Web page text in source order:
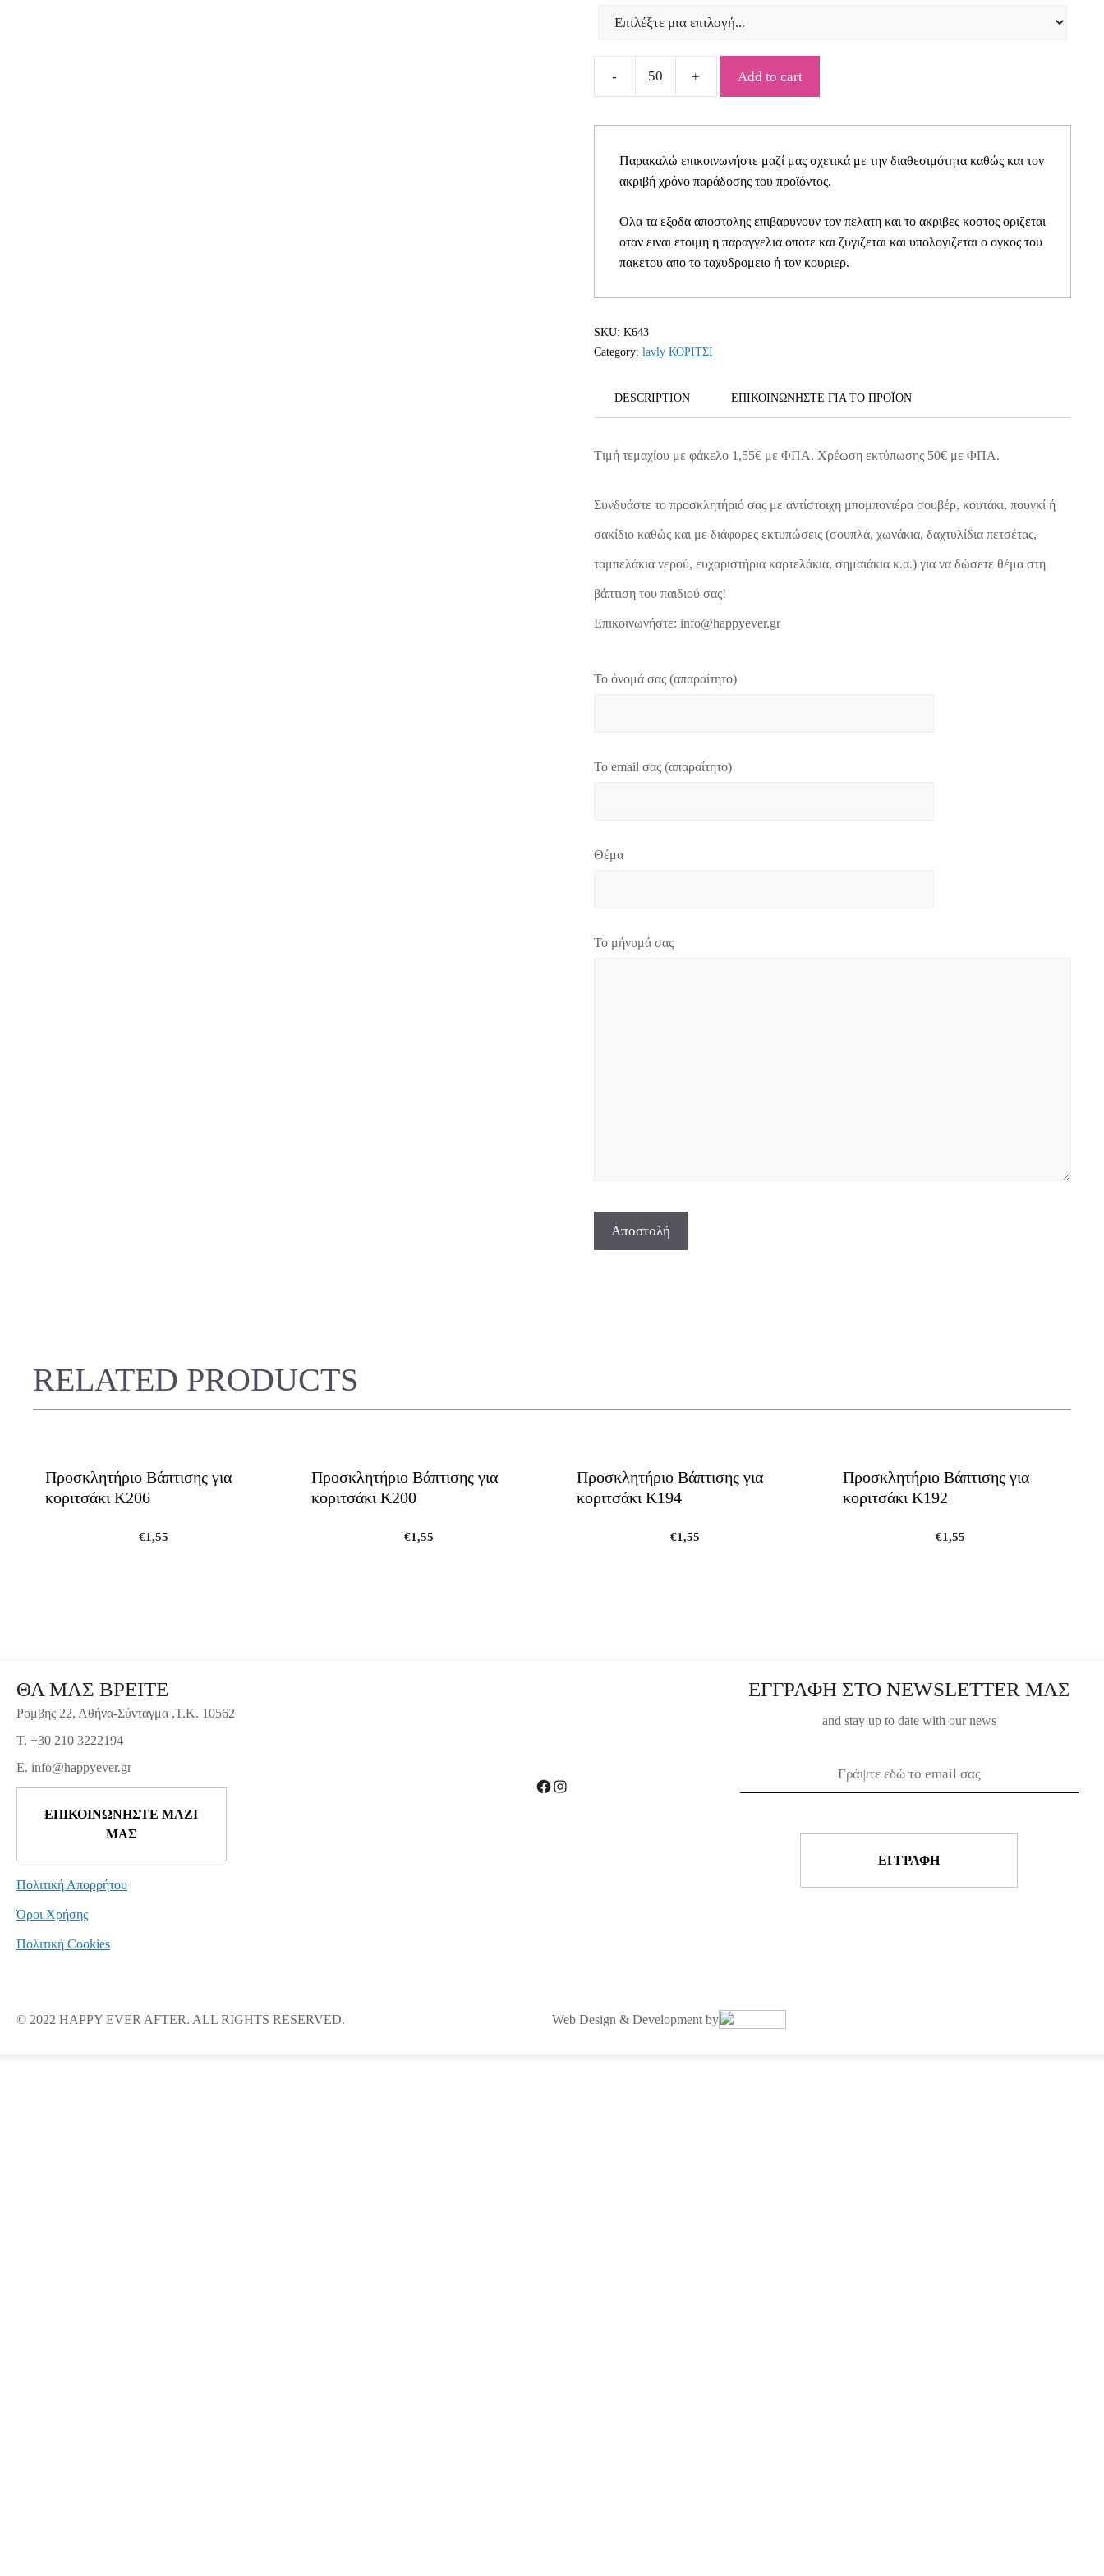
Προσκλητήριο
για
Κ643
quantity
Add to cart
Παρακαλώ επικοινωνήστε μαζί μας σχετικά με την διαθεσιμότητα καθώς και τον
ακριβή χρόνο παράδοσης του προϊόντος.
Ολα τα εξοδα αποστολης επιβαρυνουν τον πελατη και το ακριβες κοστος οριζεται
οταν ειναι ετοιμη η παραγγελια οποτε και ζυγιζεται και υπολογιζεται ο ογκος του
πακετου απο το ταχυδρομειο ή τον κουριερ.
SKU: Κ643
Category: lavly ΚΟΡΙΤΣΙ
DESCRIPTION ΕΠΙΚΟΙΝΩΝΗΣΤΕ ΓΙΑ ΤΟ ΠΡΟΪOΝ
Tιμή τεμαχίου με φάκελο 1,55€ με ΦΠΑ. Χρέωση εκτύπωσης 50€με ΦΠΑ.
Συνδυάστε το προσκλητήριό σας με αντίστοιχη μπομπονιέρα σουβέρ, κουτάκι, πουγκί ή
σακίδιο καθώς και με διάφορες εκτυπώσεις (σουπλά, χωνάκια, δαχτυλίδια πετσέτας,
ταμπελάκια νερού, ευχαριστήρια καρτελάκια, σημαιάκια κ.α.) για να δώσετε θέμα στη
βάπτιση του παιδιού σας!
Επικοινωνήστε: info@happyever.gr
Το όνομά σας (απαραίτητο)
Το email σας (απαραίτητο)
Θέμα
Το μήνυμά σας
RELATED PRODUCTS
Προσκλητήριο Βάπτισης για
κοριτσάκι Κ206
€1,55
Προσκλητήριο Βάπτισης για
κοριτσάκι Κ200
€1,55
Προσκλητήριο Βάπτισης για
κοριτσάκι Κ194
€1,55
Προσκλητήριο Βάπτισης για
κοριτσάκι Κ192
€1,55
ΘΑ ΜΑΣ ΒΡΕΙΤΕ
Ρομβης 22, Αθήνα-Σύνταγμα ,Τ.Κ. 10562
T. +30 210 3222194
E. info@happyever.gr
ΕΠΙΚΟΙΝΩΝΗΣΤΕ ΜΑΖΙ
ΜΑΣ
Πολιτική Απορρήτου
Όροι Χρήσης
Πολιτική Cookies
Facebook
Instagram
ΕΓΓΡΑΦΗ ΣΤΟ NEWSLETTER ΜΑΣ
and stay up to date with our news
© 2022 HAPPY EVER AFTER. ALL RIGHTS RESERVED. Web Design & Development by